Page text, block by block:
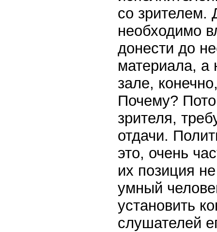
со зрителем.
необходимо
донести до
материала, а
зале,
Почему?
зрителя,
отдачи.
это, очень
их позиция
умный
установить
слушателей